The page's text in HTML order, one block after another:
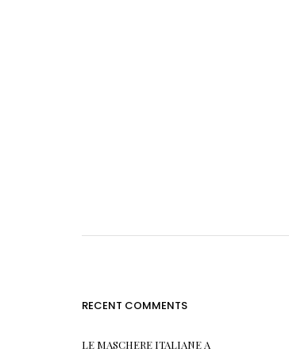
RECENT COMMENTS
LE MASCHERE ITALIANE A